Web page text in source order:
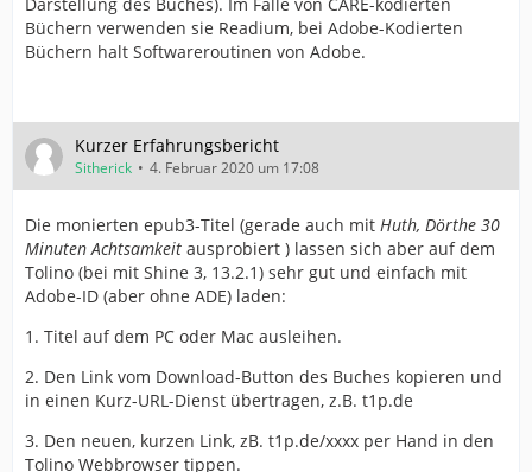
Büchern verwenden sie Readium, bei Adobe-Kodierten
Büchern halt Softwareroutinen von Adobe.
Kurzer Erfahrungsbericht
Sitherick 4. Februar 2020 um 17:08
Die monierten epub3-Titel (gerade auch mit Huth, Dörthe 30
Minuten Achtsamkeit ausprobiert ) lassen sich aber auf dem
Tolino (bei mit Shine 3, 13.2.1) sehr gut und einfach mit
Adobe-ID (aber ohne ADE) laden:
1. Titel auf dem PC oder Mac ausleihen.
2. Den Link vom Download-Button des Buches kopieren und
in einen Kurz-URL-Dienst übertragen, z.B. t1p.de
3. Den neuen, kurzen Link, zB. t1p.de/xxxx per Hand in den
Tolino Webbrowser tippen.